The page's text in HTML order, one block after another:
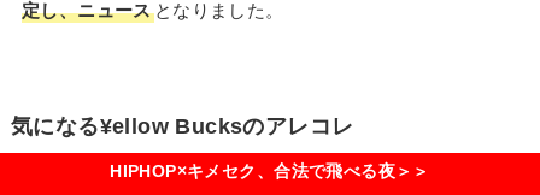
定し、ニュースとなりました。
気になる¥ellow Bucksのアレコレ
HIPHOP×キメセク、合法で飛べる夜＞＞